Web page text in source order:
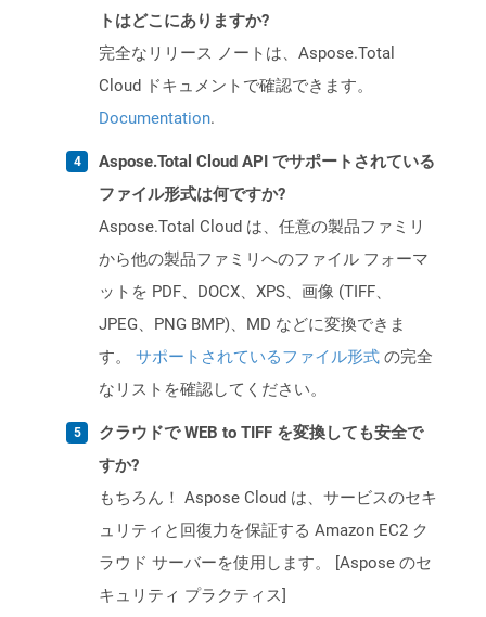
トはどこにありますか?
完全なリリース ノートは、Aspose.Total
Cloud ドキュメントで確認できます。
Documentation.
Aspose.Total Cloud API でサポートされている
ファイル形式は何ですか?
Aspose.Total Cloud は、任意の製品ファミリ
から他の製品ファミリへのファイル フォーマ
ットを PDF、DOCX、XPS、画像 (TIFF、
JPEG、PNG BMP)、MD などに変換できま
す。 サポートされているファイル形式 の完全
なリストを確認してください。
クラウドで WEB to TIFF を変換しても安全で
すか?
もちろん！ Aspose Cloud は、サービスのセキ
ュリティと回復力を保証する Amazon EC2 ク
ラウド サーバーを使用します。 [Aspose のセ
キュリティ プラクティス]